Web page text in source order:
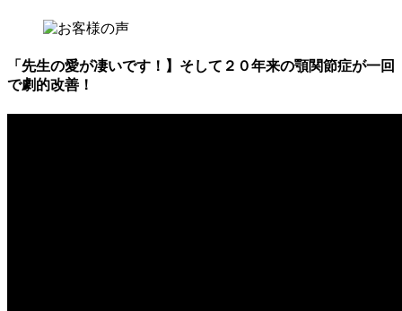
「先生の愛が凄いです！】そして２０年来の顎関節症が一回
で劇的改善！